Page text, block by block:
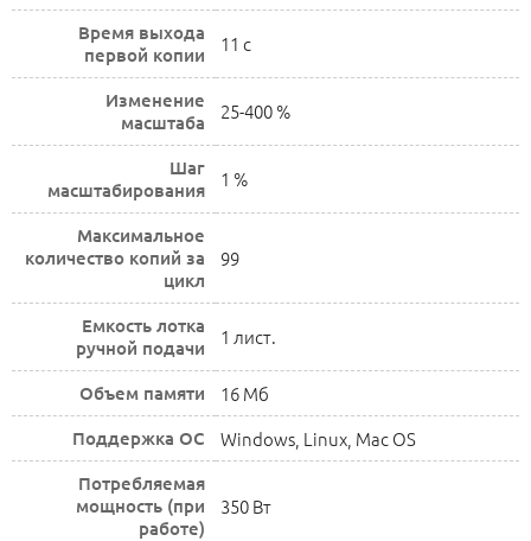
Время выхода
первой копии
11 с
Изменение
масштаба
25-400 %
Шаг
масштабирования
1 %
Максимальное
количество копий за
цикл
99
Емкость лотка
ручной подачи
1 лист.
Объем памяти 16 Мб
Поддержка ОС Windows, Linux, Mac OS
Потребляемая
мощность (при
работе)
350 Вт